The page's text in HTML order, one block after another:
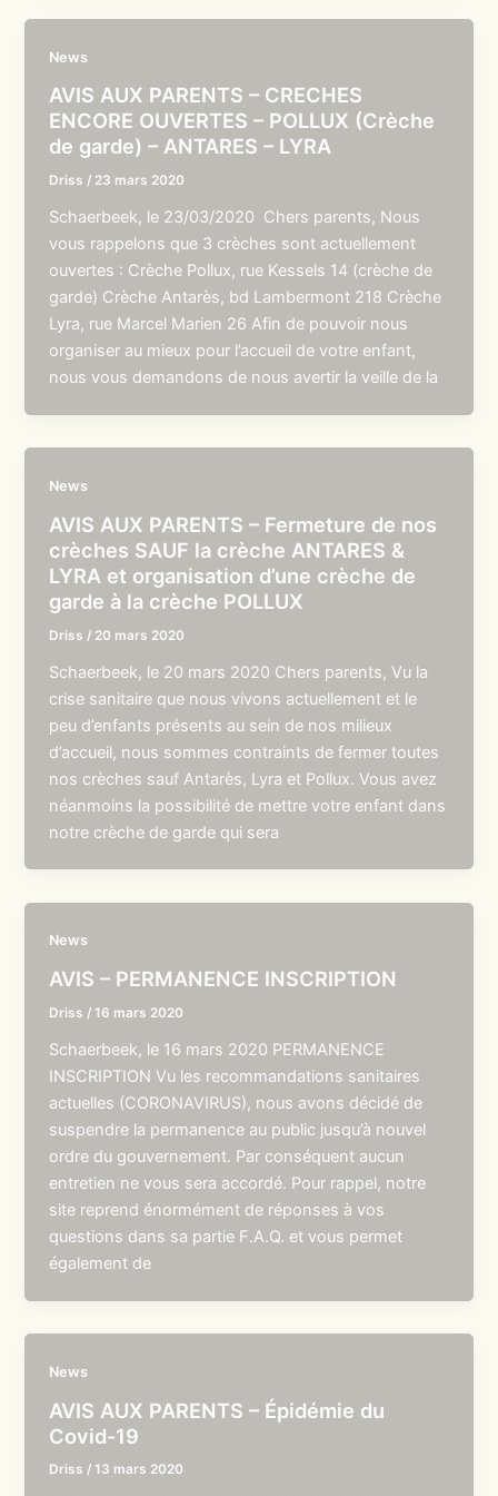
News
AVIS AUX PARENTS – CRECHES
ENCORE OUVERTES – POLLUX (Crèche
de garde) – ANTARES – LYRA
Driss / 23 mars 2020
Schaerbeek, le 23/03/2020 Chers parents, Nous
vous rappelons que 3 crèches sont actuellement
ouvertes : Crèche Pollux, rue Kessels 14 (crèche de
garde) Crèche Antarès, bd Lambermont 218 Crèche
Lyra, rue Marcel Marien 26 Afin de pouvoir nous
organiser au mieux pour l’accueil de votre enfant,
nous vous demandons de nous avertir la veille de la
News
AVIS AUX PARENTS – Fermeture de nos
crèches SAUF la crèche ANTARES &
LYRA et organisation d’une crèche de
garde à la crèche POLLUX
Driss / 20 mars 2020
Schaerbeek, le 20 mars 2020 Chers parents, Vu la
crise sanitaire que nous vivons actuellement et le
peu d’enfants présents au sein de nos milieux
d’accueil, nous sommes contraints de fermer toutes
nos crèches sauf Antarès, Lyra et Pollux. Vous avez
néanmoins la possibilité de mettre votre enfant dans
notre crèche de garde qui sera
News
AVIS – PERMANENCE INSCRIPTION
Driss /16 mars 2020
Schaerbeek, le 16 mars 2020 PERMANENCE
INSCRIPTION Vu les recommandations sanitaires
actuelles (CORONAVIRUS), nous avons décidé de
suspendre la permanence au public jusqu’à nouvel
ordre du gouvernement. Par conséquent aucun
entretien ne vous sera accordé. Pour rappel, notre
site reprend énormément de réponses à vos
questions dans sa partie F.A.Q. et vous permet
également de
News
AVIS AUX PARENTS – Épidémie du
Covid-19
Driss /13 mars 2020